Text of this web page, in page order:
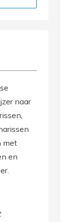
naar
met
en